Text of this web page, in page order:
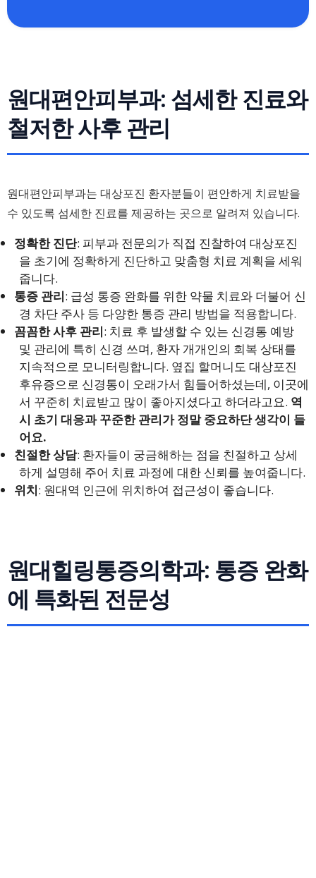
원대편안피부과: 섬세한 진료와
철저한 사후 관리
원대편안피부과는 대상포진 환자분들이 편안하게 치료받을
수 있도록 섬세한 진료를 제공하는 곳으로 알려져 있습니다.
정확한 진단: 피부과 전문의가 직접 진찰하여 대상포진
을 초기에 정확하게 진단하고 맞춤형 치료 계획을 세워
줍니다.
통증 관리: 급성 통증 완화를 위한 약물 치료와 더불어 신
경 차단 주사 등 다양한 통증 관리 방법을 적용합니다.
꼼꼼한 사후 관리: 치료 후 발생할 수 있는 신경통 예방
및 관리에 특히 신경 쓰며, 환자 개개인의 회복 상태를
지속적으로 모니터링합니다. 옆집 할머니도 대상포진
후유증으로 신경통이 오래가서 힘들어하셨는데, 이곳에
서 꾸준히 치료받고 많이 좋아지셨다고 하더라고요. 역
시 초기 대응과 꾸준한 관리가 정말 중요하단 생각이 들
어요.
친절한 상담: 환자들이 궁금해하는 점을 친절하고 상세
하게 설명해 주어 치료 과정에 대한 신뢰를 높여줍니다.
위치: 원대역 인근에 위치하여 접근성이 좋습니다.
원대힐링통증의학과: 통증 완화
에 특화된 전문성